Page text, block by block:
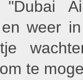
"Dubai
weer
te